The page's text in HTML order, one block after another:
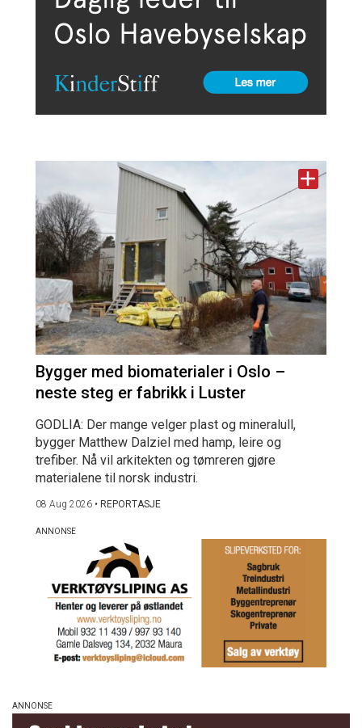
Bygger med biomaterialer i Oslo –
neste steg er fabrikk i Luster
GODLIA: Der mange velger plast og mineralull,
bygger Matthew Dalziel med hamp, leire og
trefiber. Nå vil arkitekten og tømreren gjøre
materialene til norsk industri.
08 Aug 2026 • REPORTASJE